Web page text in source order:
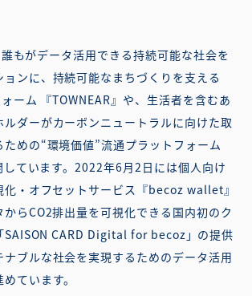
もがデータ活用できる持続可能な社会を
ンに、持続可能なまちづくりを支える
ーム 『TOWNEAR』や、生活者を含むあ
ルダーがカーボンニュートラルに向けた取
ための“環境価値”流通プラットフォーム
しています。2022年6月2日には個人向け
化・オフセットサービス『becoz wallet』
らCO2排出量を可視化できる国内初のク
SAISON CARD Digital for becoz」の提供
ブルな社会を実現するためのデータ活用
ています。